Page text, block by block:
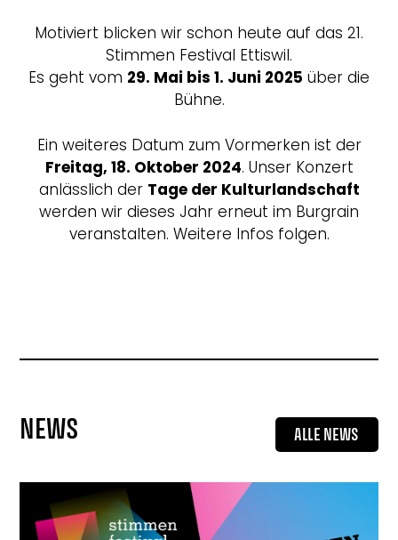
Motiviert blicken wir schon heute auf das 21.
Stimmen Festival Ettiswil.
Es geht vom 29. Mai bis 1. Juni 2025 über die
Bühne.
Ein weiteres Datum zum Vormerken ist der
Freitag, 18. Oktober 2024. Unser Konzert
anlässlich der Tage der Kulturlandschaft
werden wir dieses Jahr erneut im Burgrain
veranstalten. Weitere Infos folgen.
NEWS ALLE NEWS